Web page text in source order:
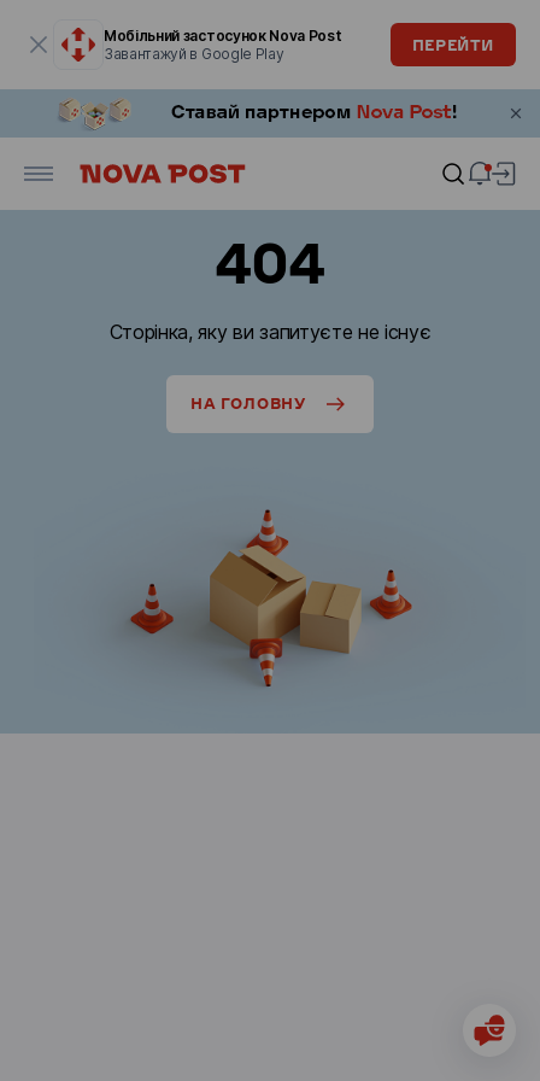
Мобільний застосунок Nova Post
Завантажуй в Google Play
ПЕРЕЙТИ
404
Сторінка, яку ви запитуєте не існує
НА ГОЛОВНУ